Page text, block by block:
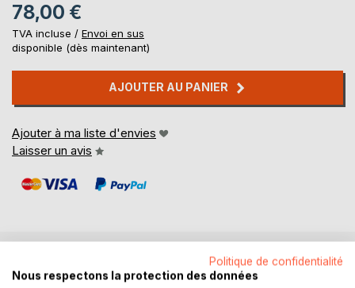
78,00 €
TVA incluse / Envoi en sus
disponible (dès maintenant)
AJOUTER AU PANIER
Ajouter à ma liste d'envies
Laisser un avis
DESCRIPTION
Politique de confidentialité
Nous respectons la protection des données